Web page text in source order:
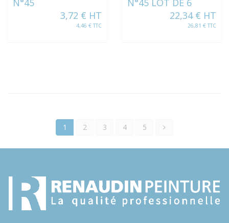
N°45
3,72 € HT
4,46 € TTC
N°45 LOT DE 6
22,34 € HT
26,81 € TTC
1 2 3 4 5